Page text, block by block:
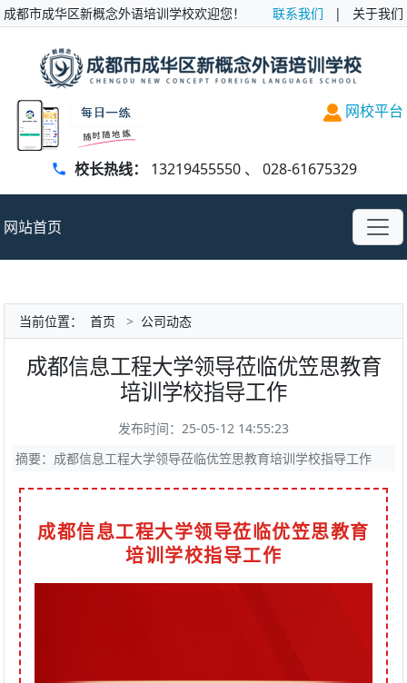
成都市成华区新概念外语培训学校欢迎您！ 联系我们 | 关于我们
网校平台
校长热线： 13219455550 、 028-61675329
网站首页
当前位置： 首页 > 公司动态
成都信息工程大学领导莅临优笠思教育
培训学校指导工作
发布时间：25-05-12 14:55:23
摘要：成都信息工程大学领导莅临优笠思教育培训学校指导工作
成都信息工程大学领导莅临优笠思教育
培训学校指导工作